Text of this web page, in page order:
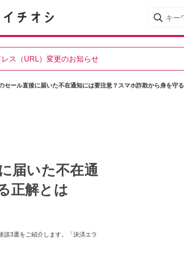
ス（URL）変更のお知らせ
セール直後に届いた不在通知には要注意？スマホ詐欺から身を守
届いた不在通
正解とは
談3選をご紹介します。「決済エラ